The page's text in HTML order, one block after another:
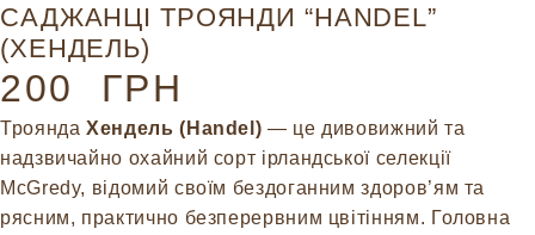
САДЖАНЦІ ТРОЯНДИ “HANDEL”
(ХЕНДЕЛЬ)
200 ГРН
ТрояндаХендель (Handel) — це дивовижний та
надзвичайно охайний сорт ірландської селекції
McGredy, відомий своїм бездоганним здоров’ям та
рясним, практично безперервним цвітінням. Головна